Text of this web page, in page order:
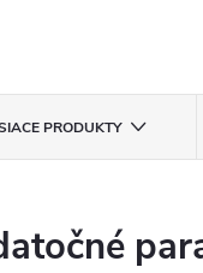
PRODUKTY